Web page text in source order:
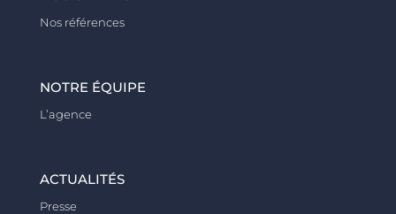
Nos références
NOTRE ÉQUIPE
L’agence
ACTUALITÉS
Presse